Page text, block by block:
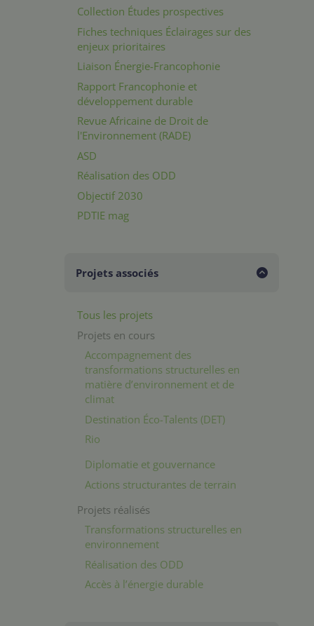
Collection Études prospectives
Fiches techniques Éclairages sur des
enjeux prioritaires
Liaison Énergie-Francophonie
Rapport Francophonie et
développement durable
Revue Africaine de Droit de
l'Environnement (RADE)
ASD
Réalisation des ODD
Objectif 2030
PDTIE mag
Projets associés
Tous les projets
Projets en cours
Accompagnement des
transformations structurelles en
matière d’environnement et de
climat
Destination Éco-Talents (DET)
Rio
Diplomatie et gouvernance
Actions structurantes de terrain
Projets réalisés
Transformations structurelles en
environnement
Réalisation des ODD
Accès à l’énergie durable